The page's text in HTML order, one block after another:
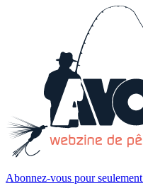
Abonnez-vous pour seulement